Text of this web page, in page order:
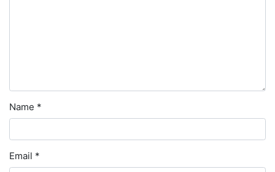
Name *
Email *